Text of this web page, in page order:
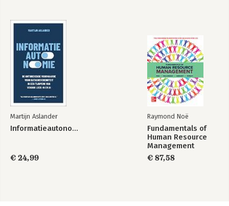
Martijn Aslander
Informatieautonomie
€ 24,99
Raymond Noë
Fundamentals of
Human Resource
Management
€ 87,58